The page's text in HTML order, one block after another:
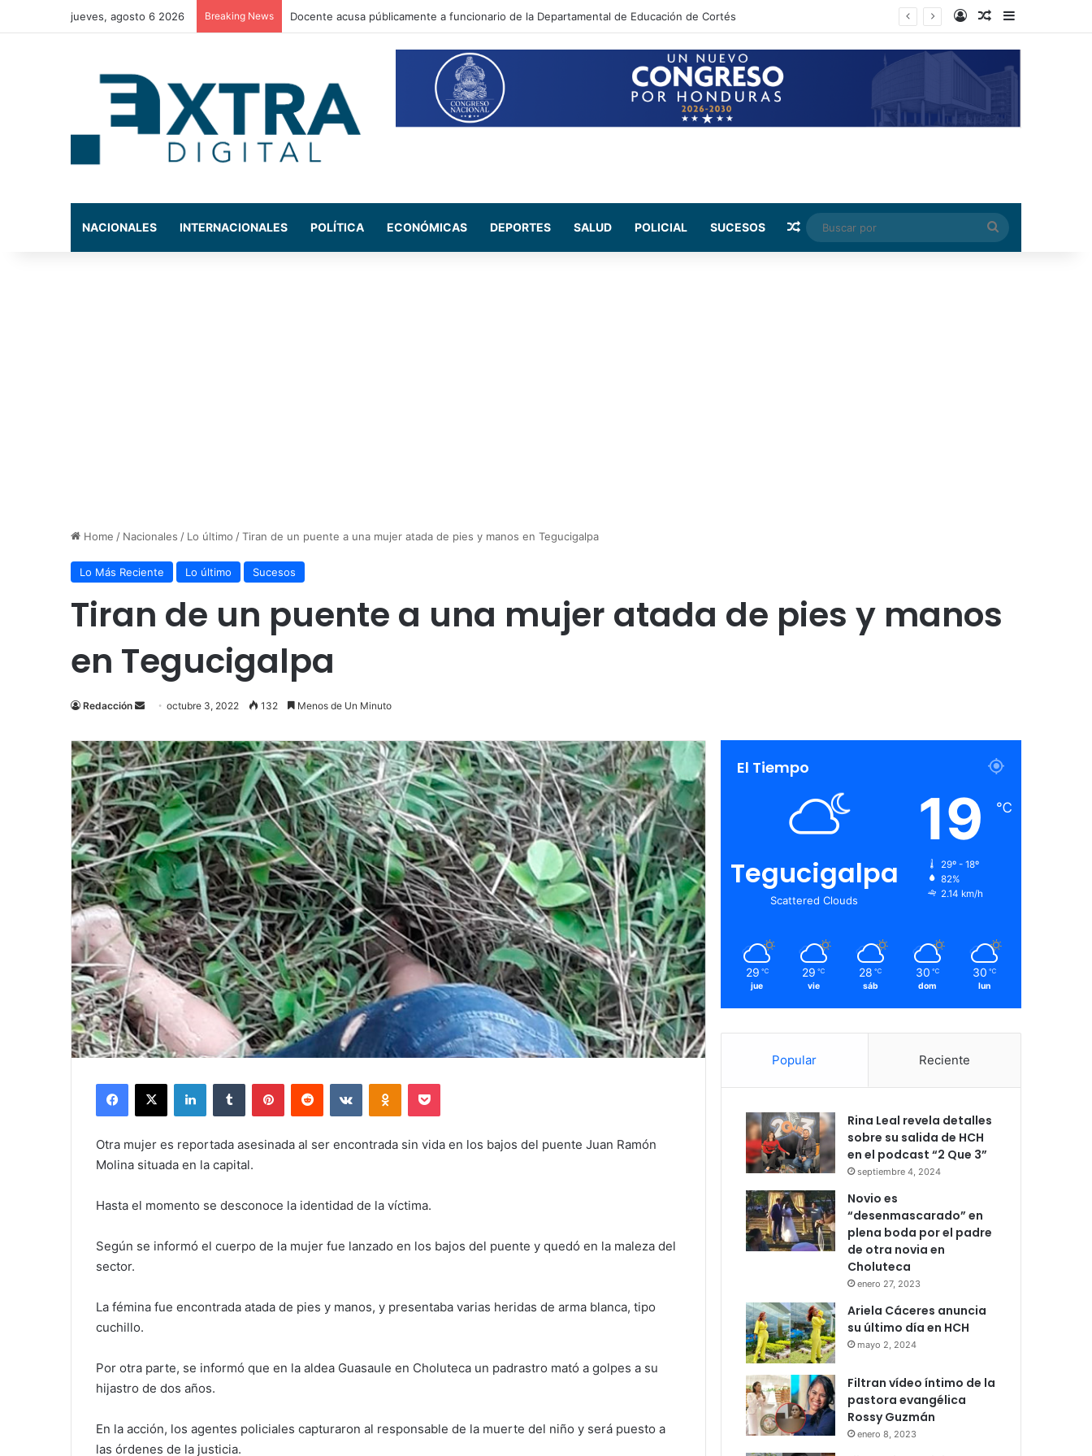
jueves, agosto 6 2026 Breaking News La exdiputada Maribel Espinoza arremete contra el expresidente Juan Orlando Hernández Log InRandom Article
Sidebar
NACIONALES INTERNACIONALES POLÍTICA ECONÓMICAS DEPORTES SALUD POLICIAL SUCESOS Random Article
Buscar
por
Home / Nacionales / Lo último /Tiran de un puente a una mujer atada de pies y manos en Tegucigalpa
Lo Más Reciente Lo último Sucesos
Tiran de un puente a una mujer atada de pies y manos
en Tegucigalpa
Redacción
Send
email
octubre 3, 2022 132 Menos de Un Minuto
Facebook
X LinkedInTumblr PinterestReddit VKontakteOdnoklassniki
Pocket
Otra mujer es reportada asesinada al ser encontrada sin vida en los bajos del puente Juan Ramón
Molina situada en la capital.
Hasta el momento se desconoce la identidad de la víctima.
Según se informó el cuerpo de la mujer fue lanzado en los bajos del puente y quedó en la maleza del
sector.
La fémina fue encontrada atada de pies y manos, y presentaba varias heridas de arma blanca, tipo
cuchillo.
Por otra parte, se informó que en la aldea Guasaule en Choluteca un padrastro mató a golpes a su
hijastro de dos años.
En la acción, los agentes policiales capturaron al responsable de la muerte del niño y será puesto a
las órdenes de la justicia.
El Tiempo
Tegucigalpa
Scattered Clouds
19 ℃
29º - 18º
82%
2.14 km/h
29 ℃
jue
29 ℃
vie
28 ℃
sáb
30 ℃
dom
30 ℃
lun
Popular Reciente
Rina Leal revela detalles
sobre su salida de HCH
en el podcast “2 Que 3”
septiembre 4, 2024
Novio es
“desenmascarado” en
plena boda por el padre
de otra novia en
Choluteca
enero 27, 2023
Ariela Cáceres anuncia
su último día en HCH
mayo 2, 2024
Filtran vídeo íntimo de la
pastora evangélica
Rossy Guzmán
enero 8, 2023